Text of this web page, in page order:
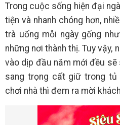
Trong cuộc sống hiện đại
tiện và nhanh chóng hơn,
trà uống mỗi ngày gống
những nơi thành thị. Tuy vậy,
vào dịp đầu năm mới đều
sang trọng cất giữ trong
chơi nhà thì đem ra mời